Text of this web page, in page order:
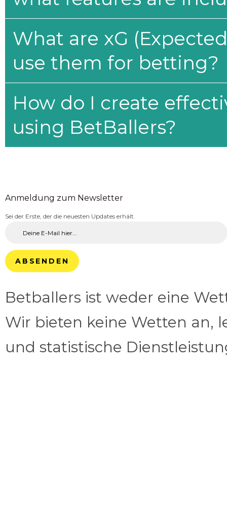
What are xG
use them for betting?
How do I create
using BetBallers?
Anmeldung zum Newsletter
Sei der Erste, der die neuesten Updates erhält.
ABSENDEN
Betballers ist weder eine
Wir bieten keine Wetten an,
und statistische